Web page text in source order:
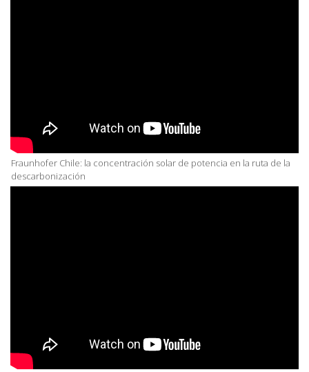
Fraunhofer Chile: la concentración solar de potencia en la ruta de la
descarbonización